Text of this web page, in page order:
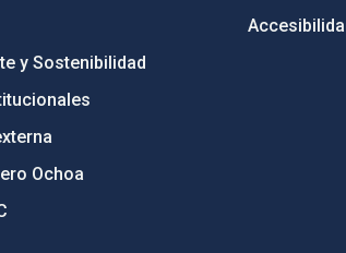
y Sostenibilidad
Ochoa